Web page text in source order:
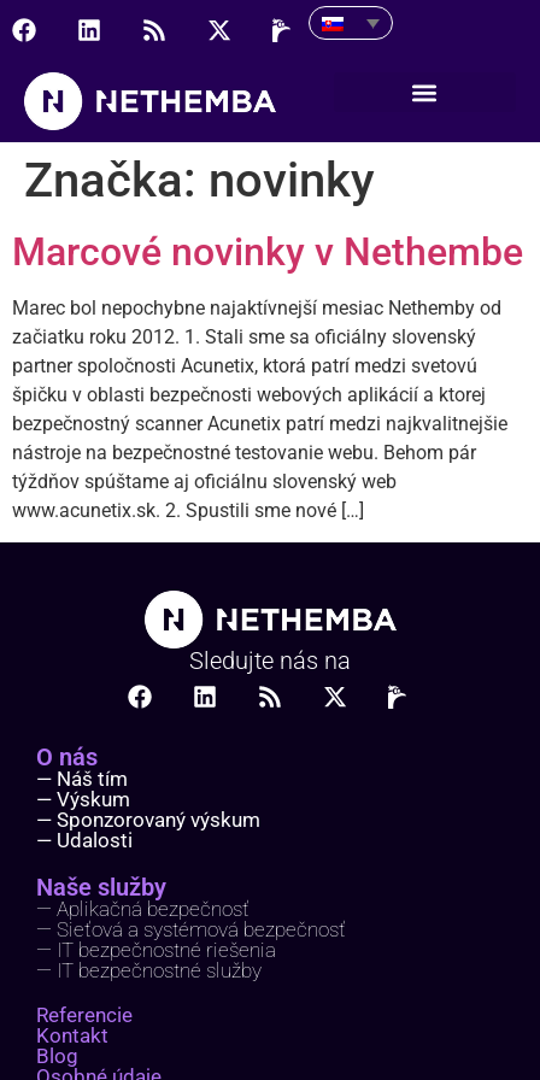
Značka: novinky
Marcové novinky v Nethembe
Marec bol nepochybne najaktívnejší mesiac Nethemby od
začiatku roku 2012. 1. Stali sme sa oficiálny slovenský
partner spoločnosti Acunetix, ktorá patrí medzi svetovú
špičku v oblasti bezpečnosti webových aplikácií a ktorej
bezpečnostný scanner Acunetix patrí medzi najkvalitnejšie
nástroje na bezpečnostné testovanie webu. Behom pár
týždňov spúštame aj oficiálnu slovenský web
www.acunetix.sk. 2. Spustili sme nové […]
Sledujte nás na
O nás
— Náš tím
— Výskum
— Sponzorovaný výskum
— Udalosti
Naše služby
— Aplikačná bezpečnosť
— Sieťová a systémová bezpečnosť
— IT bezpečnostné riešenia
— IT bezpečnostné služby
Referencie
Kontakt
Blog